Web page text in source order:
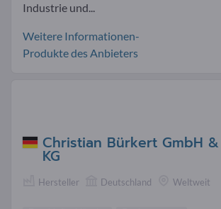
Industrie und...
Weitere Informationen-
Produkte des Anbieters
Christian Bürkert GmbH &
KG
Hersteller Deutschland Weltweit